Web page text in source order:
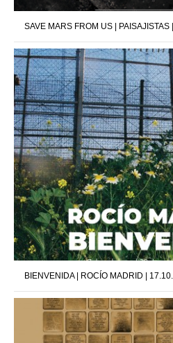
BIENVENIDA | ROCÍO MADRID |